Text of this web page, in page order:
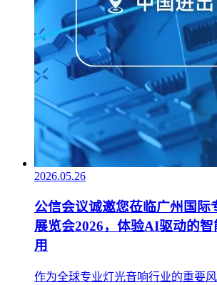
2026.05.26
公信会议诚邀您莅临广州国际
展览会2026，体验AI驱动的
用
作为全球专业灯光音响行业的重要